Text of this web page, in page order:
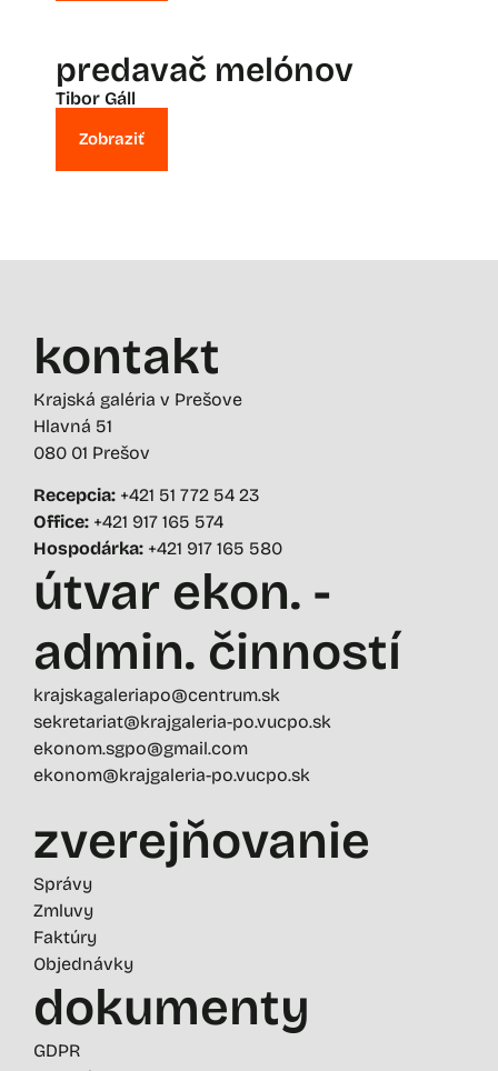
predavač melónov
Tibor Gáll
Zobraziť
kontakt
Krajská galéria v Prešove
Hlavná 51
080 01 Prešov
Recepcia: +421 51 772 54 23
Office: +421 917 165 574
Hospodárka: +421 917 165 580
útvar ekon. -
admin. činností
krajskagaleriapo@centrum.sk
sekretariat@krajgaleria-po.vucpo.sk
ekonom.sgpo@gmail.com
ekonom@krajgaleria-po.vucpo.sk
zverejňovanie
Správy
Zmluvy
Faktúry
Objednávky
dokumenty
GDPR